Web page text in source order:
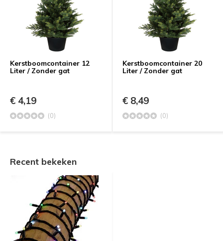
Kerstboomcontainer 12
Liter / Zonder gat
€ 4,19
(0)
Kerstboomcontainer 20
Liter / Zonder gat
€ 8,49
(0)
Recent bekeken